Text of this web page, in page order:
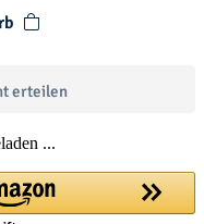
erteilen
...